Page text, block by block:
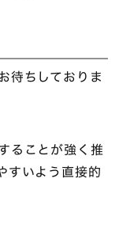
待ちしておりま
ることが強く推
すいよう直接的